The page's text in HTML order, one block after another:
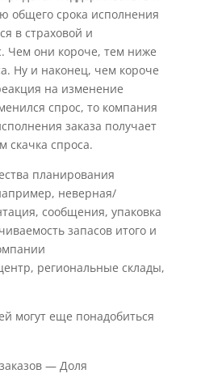
общего срока исполнения
в страховой и
Чем они короче, тем ниже
Ну и наконец, чем короче
на изменение
спрос, то компания
заказа получает
скачка спроса.
планирования
неверная/
сообщения, упаковка
запасов итого и
региональные склады,
могут еще понадобиться
— Доля